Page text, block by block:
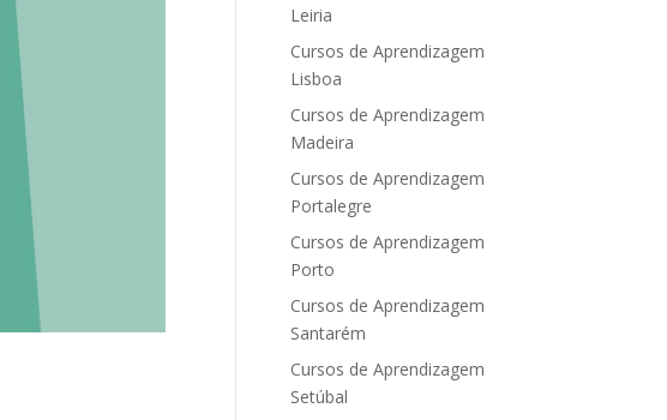
Leiria
Cursos de Aprendizagem
Lisboa
Cursos de Aprendizagem
Madeira
Cursos de Aprendizagem
Portalegre
Cursos de Aprendizagem
Porto
Cursos de Aprendizagem
Santarém
Cursos de Aprendizagem
Setúbal